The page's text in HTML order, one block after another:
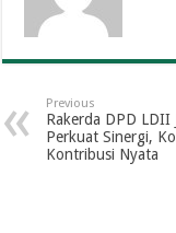
Previous
Rakerda DPD LDII
Perkuat Sinergi,
Kontribusi Nyata